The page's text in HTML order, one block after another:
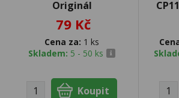
Originál
79 Kč
Cena za: 1 ks
Skladem: 5 - 50 ks